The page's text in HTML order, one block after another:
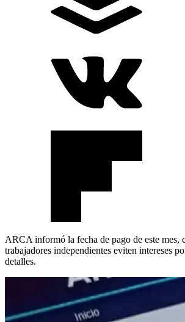
ARCA informó la fecha de pago de este mes,
trabajadores independientes eviten intereses
detalles.